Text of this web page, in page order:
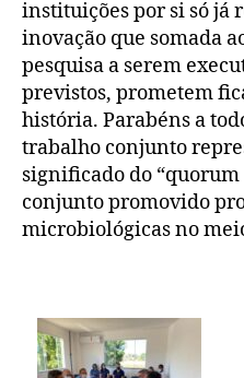
instituições por si só já
inovação que somada
pesquisa a serem
previstos, prometem
história. Parabéns a
trabalho conjunto
significado do
conjunto promovido
microbiológicas no